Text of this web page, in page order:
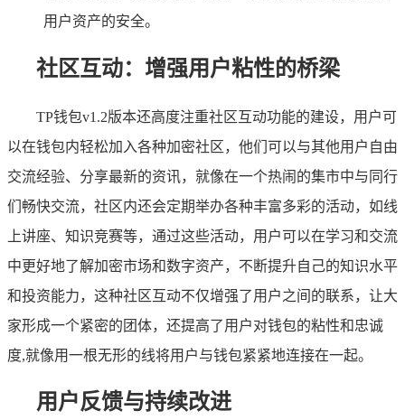
用户资产的安全。
社区互动：增强用户粘性的桥梁
TP钱包v1.2版本还高度注重社区互动功能的建设，用户可
以在钱包内轻松加入各种加密社区，他们可以与其他用户自由
交流经验、分享最新的资讯，就像在一个热闹的集市中与同行
们畅快交流，社区内还会定期举办各种丰富多彩的活动，如线
上讲座、知识竞赛等，通过这些活动，用户可以在学习和交流
中更好地了解加密市场和数字资产，不断提升自己的知识水平
和投资能力，这种社区互动不仅增强了用户之间的联系，让大
家形成一个紧密的团体，还提高了用户对钱包的粘性和忠诚
度,就像用一根无形的线将用户与钱包紧紧地连接在一起。
用户反馈与持续改进